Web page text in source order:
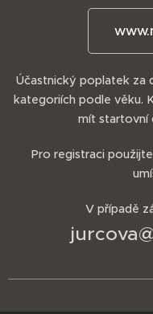
Účastnický poplatek za
kategoriích podle věku.
mít startovní
Pro registraci
V případě